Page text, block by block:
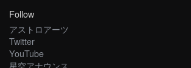
Follow
アストロアーツ
Twitter
YouTube
星空アナウンス